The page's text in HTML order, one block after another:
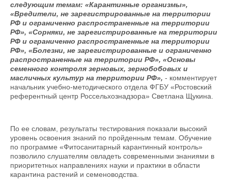
следующим темам: «Карантинные организмы»,
«Вредители, не зарегистрированные на территории
РФ и ограниченно распространенные на территории
РФ», «Сорняки, не зарегистрированные на территории
РФ и ограниченно распространенные на территории
РФ», «Болезни, не зарегистрированные и ограниченно
распространенные на территории РФ», «Основы
семенного контроля зерновых, зернобобовых и
масличных культур на территории РФ», - комментирует
начальник учебно-методического отдела ФГБУ «Ростовский
референтный центр Россельхознадзора» Светлана Щукина.
По ее словам, результаты тестирования показали высокий
уровень освоения знаний по пройденным темам. Обучение
по программе «Фитосанитарный карантинный контроль»
позволило слушателям овладеть современными знаниями в
приоритетных направлениях науки и практики в области
карантина растений и семеноводства.